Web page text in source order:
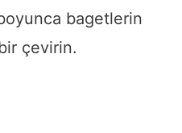
bagetlerin
çevirin.